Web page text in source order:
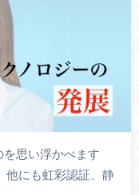
思い浮かべます
他にも虹彩認証、静